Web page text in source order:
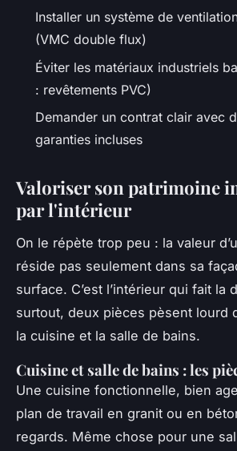
Installer un système de
(VMC double flux)
Éviter les matériaux industriels
: revêtements PVC)
Demander un contrat clair avec
garanties incluses
Valoriser son patrimoine
par l'intérieur
On le répète trop peu : la valeur
réside pas seulement dans sa
surface. C’est l’intérieur qui fait la
surtout, deux pièces pèsent lourd
la cuisine et la salle de bains.
Cuisine et salle de bains : les
Une cuisine fonctionnelle, bien
plan de travail en granit ou en
regards. Même chose pour une